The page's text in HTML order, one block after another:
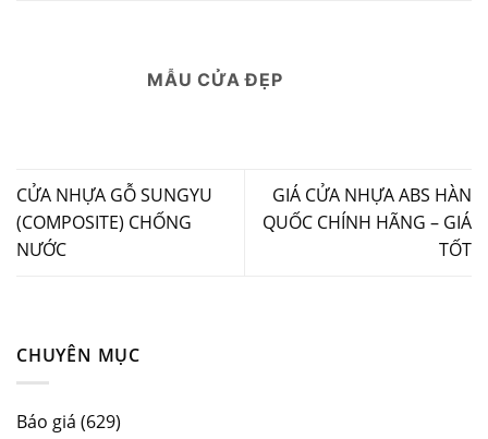
CHUYÊN MỤC
Báo giá (629)
MẪU CỬA ĐẸP
CỬA NHỰA GỖ SUNGYU
(COMPOSITE) CHỐNG
NƯỚC
GIÁ CỬA NHỰA ABS HÀN
QUỐC CHÍNH HÃNG – GIÁ
TỐT